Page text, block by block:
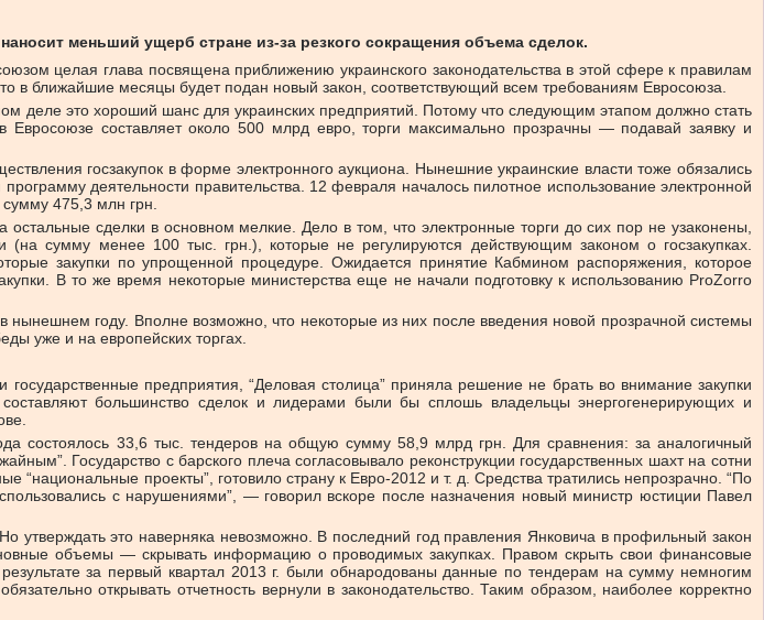
меньший ущерб стране из-за резкого сокращения объема сделок.
целая глава посвящена приближению украинского законодательства в этой сфере к правилам
в ближайшие месяцы будет подан новый закон, соответствующий всем требованиям Евросоюза.
деле это хороший шанс для украинских предприятий. Потому что следующим этапом должно стать
составляет около 500 млрд евро, торги максимально прозрачны — подавай заявку и
госзакупок в форме электронного аукциона. Нынешние украинские власти тоже обязались
деятельности правительства. 12 февраля началось пилотное использование электронной
475,3 млн грн.
сделки в основном мелкие. Дело в том, что электронные торги до сих пор не узаконены,
сумму менее 100 тыс. грн.), которые не регулируются действующим законом о госзакупках.
закупки по упрощенной процедуре. Ожидается принятие Кабмином распоряжения, которое
В то же время некоторые министерства еще не начали подготовку к использованию ProZorro
году. Вполне возможно, что некоторые из них после введения новой прозрачной системы
уже и на европейских торгах.
предприятия, “Деловая столица” приняла решение не брать во внимание закупки
большинство сделок и лидерами были бы сплошь владельцы энергогенерирующих и
состоялось 33,6 тыс. тендеров на общую сумму 58,9 млрд грн. Для сравнения: за аналогичный
Государство с барского плеча согласовывало реконструкции государственных шахт на сотни
“национальные проекты”, готовило страну к Евро-2012 и т. д. Средства тратились непрозрачно. “По
с нарушениями”, — говорил вскоре после назначения новый министр юстиции Павел
утверждать это наверняка невозможно. В последний год правления Янковича в профильный закон
объемы — скрывать информацию о проводимых закупках. Правом скрыть свои финансовые
результате за первый квартал 2013 г. были обнародованы данные по тендерам на сумму немногим
открывать отчетность вернули в законодательство. Таким образом, наиболее корректно